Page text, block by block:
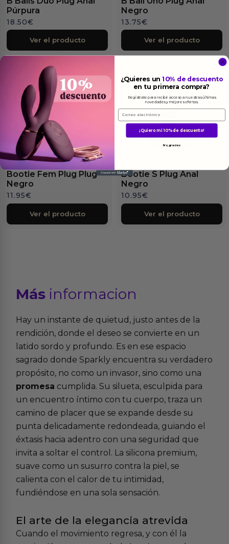
Púrpura
18.50€
Ver el producto
Negro
13.75€
Ver el producto
Bootie Fem Plug Plug
Negro
11.95€
Ver el producto
Bootie S Plug Anal
Negro
10.95€
Ver el producto
Más informacion
Hay un instante de quietud, justo antes de la
rendición, donde el deseo se convierte en un
latido sordo y profundo. Es en ese espacio
sagrado donde Sparkly encuentra su verdadero
propósito, no como un invasor, sino como una
promesa cumplida. Su silueta, esculpida para
un encuentro íntimo con tu cuerpo, traza un
camino de placer que se expande desde su
punta delicadamente redondeada, guiando el
éxtasis hacia adentro con una seguridad que
invita a soltar el control. La silicona premium,
suave como un susurro contra la piel, se
calienta con el calor de tu intimidad,
fundiéndose en una sola sensación.
El arte de la elegancia atrevida
Cuando el movimiento regresa, y con él la
¿Quieres un10% de descuento
en tu primera compra?
Regístrate para recibir acceso a nuestras últimas
novedades y mejores ofertas.
Email
¡Quiero mi 10% de descuento!
No, gracias